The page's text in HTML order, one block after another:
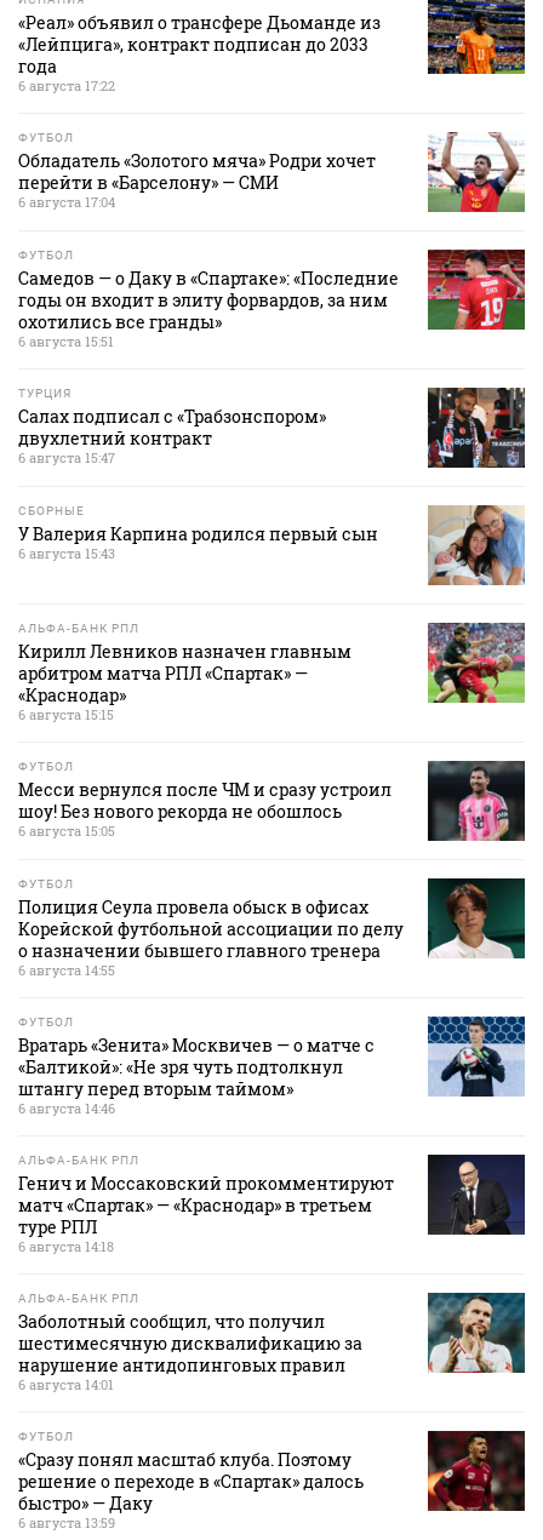
«Реал» объявил о трансфере Дьоманде из
«Лейпцига», контракт подписан до 2033
года
6 августа 17:22
ФУТБОЛ
Обладатель «Золотого мяча» Родри хочет
перейти в «Барселону» — СМИ
6 августа 17:04
ФУТБОЛ
Самедов — о Даку в «Спартаке»: «Последние
годы он входит в элиту форвардов, за ним
охотились все гранды»
6 августа 15:51
ТУРЦИЯ
Салах подписал с «Трабзонспором»
двухлетний контракт
6 августа 15:47
СБОРНЫЕ
У Валерия Карпина родился первый сын
6 августа 15:43
АЛЬФА-БАНК РПЛ
Кирилл Левников назначен главным
арбитром матча РПЛ «Спартак» —
«Краснодар»
6 августа 15:15
ФУТБОЛ
Месси вернулся после ЧМ и сразу устроил
шоу! Без нового рекорда не обошлось
6 августа 15:05
ФУТБОЛ
Полиция Сеула провела обыск в офисах
Корейской футбольной ассоциации по делу
о назначении бывшего главного тренера
6 августа 14:55
ФУТБОЛ
Вратарь «Зенита» Москвичев — о матче с
«Балтикой»: «Не зря чуть подтолкнул
штангу перед вторым таймом»
6 августа 14:46
АЛЬФА-БАНК РПЛ
Генич и Моссаковский прокомментируют
матч «Спартак» — «Краснодар» в третьем
туре РПЛ
6 августа 14:18
АЛЬФА-БАНК РПЛ
Заболотный сообщил, что получил
шестимесячную дисквалификацию за
нарушение антидопинговых правил
6 августа 14:01
ФУТБОЛ
«Сразу понял масштаб клуба. Поэтому
решение о переходе в «Спартак» далось
быстро» — Даку
6 августа 13:59